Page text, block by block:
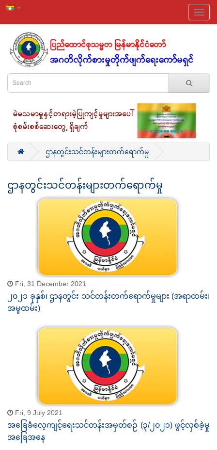
ဌာနတွင်းသင်တန်းများတက်ရောက်မှု
ဌာနတွင်းသင်တန်းများတက်ရောက်မှု
Fri, 31 December 2021
၂၀၂၁ ခုနှစ်၊ ဌာနတွင်း သင်တန်းတက်ရောက်မှုများ (အရာထမ်း၊
အမှုထမ်း)
Fri, 9 July 2021
အခြေခံလေ့ကျင့်ရေးသင်တန်းအမှတ်စဉ် (၃/၂၀၂၁) ဖွင့်လှစ်ခဲ့မှု
အခြေအနေ